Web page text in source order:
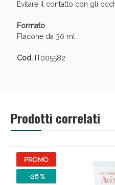
Evitare il contatto con gli
Formato
Flacone da 30 ml
Cod.IT005582
Prodotti correlati
PROMO
-26 %